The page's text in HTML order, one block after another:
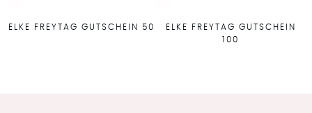
ELKE FREYTAG GUTSCHEIN 50
ELKE FREYTAG GUTSCHEIN
100